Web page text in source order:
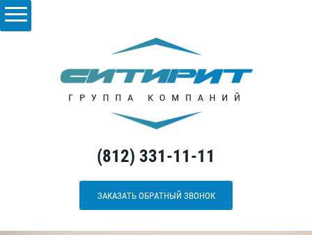
(812) 331-11-11
ЗАКАЗАТЬ ОБРАТНЫЙ ЗВОНОК